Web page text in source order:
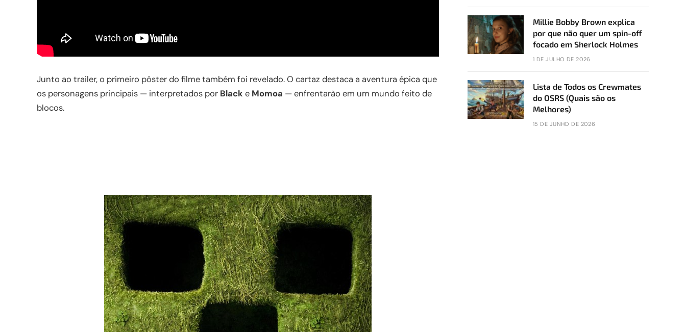
Junto ao trailer, o primeiro pôster do filme também foi revelado. O cartaz destaca a aventura épica que
os personagens principais — interpretados por Black e Momoa — enfrentarão em um mundo feito de
blocos.
Millie Bobby Brown explica
por que não quer um spin-off
focado em Sherlock Holmes
1 DE JULHO DE 2026
Lista de Todos os Crewmates
do OSRS (Quais são os
Melhores)
15 DE JUNHO DE 2026